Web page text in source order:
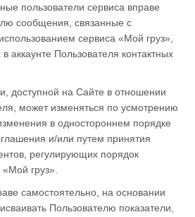
пользователи сервиса вправе
сообщения, связанные с
сервиса «Мой груз»,
аккаунте Пользователя контактных
доступной на Сайте в отношении
может изменяться по усмотрению
в одностороннем порядке
и/или путем принятия
регулирующих порядок
груз».
самостоятельно, на основании
Пользователю показатели,